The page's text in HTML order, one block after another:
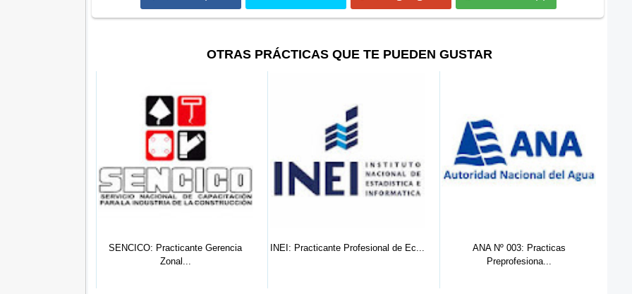
OTRAS PRÁCTICAS QUE TE PUEDEN GUSTAR
SENCICO: Practicante Gerencia
Zonal...
INEI: Practicante Profesional de Ec...
ANA Nº 003: Practicas
Preprofesiona...